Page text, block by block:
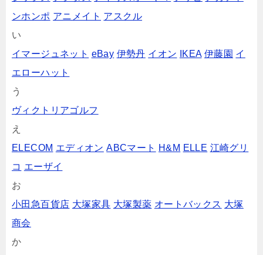
ンホンポ アニメイト アスクル
い
イマージュネット eBay 伊勢丹 イオン IKEA 伊藤園 イ
エローハット
う
ヴィクトリアゴルフ
え
ELECOM エディオン ABCマート H&M ELLE 江崎グリ
コ エーザイ
お
小田急百貨店 大塚家具 大塚製薬 オートバックス 大塚
商会
か